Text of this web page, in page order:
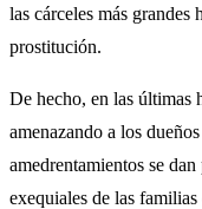
las cárceles más grandes
prostitución.
De hecho, en las últimas
amenazando a los
amedrentamientos se
exequiales de las